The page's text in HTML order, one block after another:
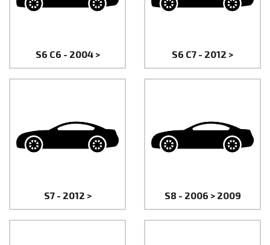
S6 C6 - 2004 > S6 C7 - 2012 >
S7 - 2012 > S8 - 2006 > 2009